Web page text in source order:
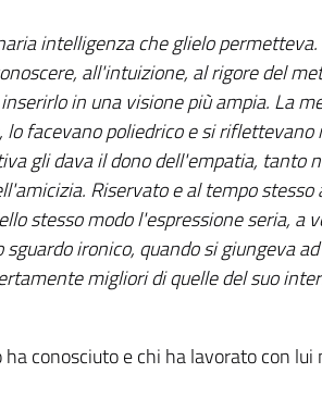
intelligenza che glielo
all'intuizione, al rigore del
in una visione più ampia. La
lo facevano poliedrico e si
gli dava il dono dell'empatia, tanto
Riservato e al tempo
stesso modo l'espressione seria,
ironico, quando si giungeva
migliori di quelle del suo
ha conosciuto e chi ha lavorato con